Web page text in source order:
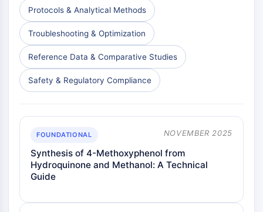
dépendante des mitochondries
Voie extrinsèqueSynonymes: Voie
médiée par les récepteurs de mort
Apoptose
SIGNALISATION NEURONALE
Signalisation neuronale
Protéines Slit
Dihydrocéramide désaturase 1
TSPO
Diméthylargininase DDAH
Légumaine
Huntingtine
Protocols & Analytical Methods
Troubleshooting & Optimization
Reference Data & Comparative Studies
Safety & Regulatory Compliance
FOUNDATIONAL NOVEMBER 2025
Synthesis of 4-Methoxyphenol from
Hydroquinone and Methanol: A Technical
Guide